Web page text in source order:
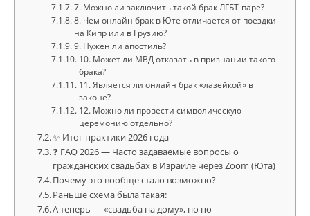
7. Можно ли заключить такой брак ЛГБТ-паре?
8. Чем онлайн брак в Юте отличается от поездки
на Кипр или в Грузию?
9. Нужен ли апостиль?
10. Может ли МВД отказать в признании такого
брака?
11. Является ли онлайн брак «лазейкой» в
законе?
12. Можно ли провести символическую
церемонию отдельно?
✨ Итог практики 2026 года
❓ FAQ 2026 — Часто задаваемые вопросы о
гражданских свадьбах в Израиле через Zoom (Юта)
Почему это вообще стало возможно?
Раньше схема была такая:
А теперь — «свадьба на дому», но по